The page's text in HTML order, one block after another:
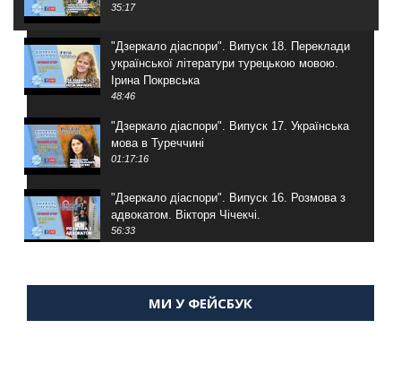
35:17
"Дзеркало діаспори". Випуск 18. Переклади
української літератури турецькою мовою.
Ірина Покрвська
48:46
"Дзеркало діаспори". Випуск 17. Українська
мова в Туреччині
01:17:16
"Дзеркало діаспори". Випуск 16. Розмова з
адвокатом. Вікторя Чічекчі.
56:33
Мухарський про життя в Туреччині
МИ У ФЕЙСБУК